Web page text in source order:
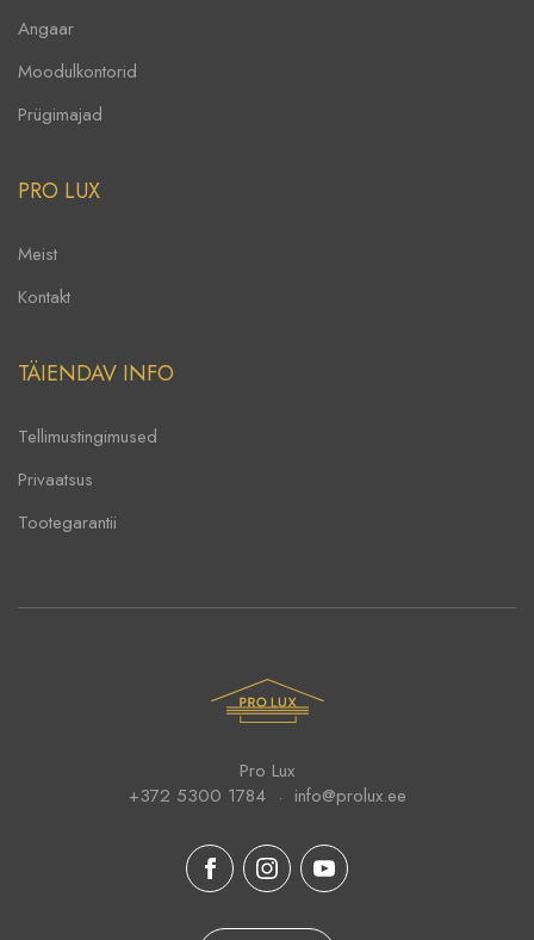
Angaar
Moodulkontorid
Prügimajad
PRO LUX
Meist
Kontakt
TÄIENDAV INFO
Tellimustingimused
Privaatsus
Tootegarantii
Pro Lux
+372 5300 1784
info@prolux.ee